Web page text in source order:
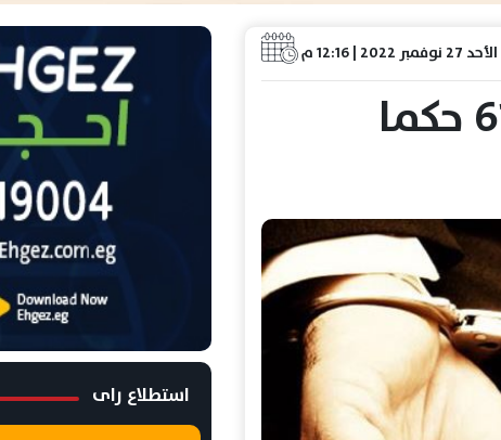
الأحد 27 نوفمبر 2022 | 12:16 م
سقوط شخص هارب من 61 حكما
استطلاع راى